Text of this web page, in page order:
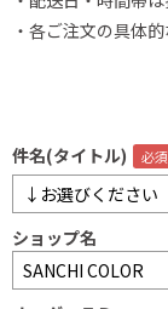
・各ご注文の具体
件名(タイトル)
ショップ名